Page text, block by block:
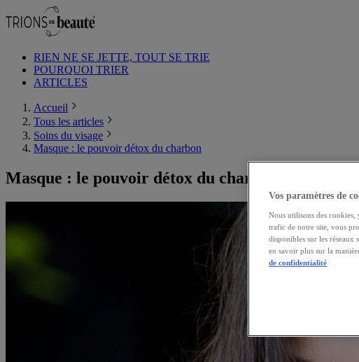
RIEN NE SE JETTE, TOUT SE TRIE
POURQUOI TRIER
ARTICLES
Accueil
Tous les articles
Soins du visage
Masque : le pouvoir détox du charbon
Masque : le pouvoir détox du charbon
Vos paramètres de
Nous utilisons des cookies,
trafic de notre site, vous
disponibles sur les réseaux
en savoir plus sur la
de confidentialité